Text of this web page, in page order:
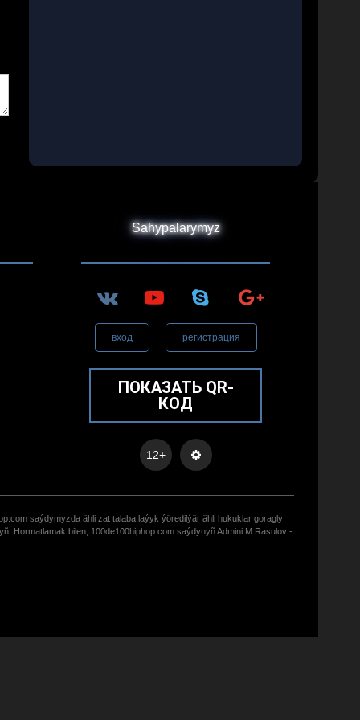
Sahypalarymyz
вход регистрация
ПОКАЗАТЬ QR-
КОД
12+
saýdymyzda ähli zat talaba laýyk ýöredilýär ähli hukuklar goragly
Hormatlamak bilen, 100de100hiphop.com saýdynyñ Admini M.Rasulov -